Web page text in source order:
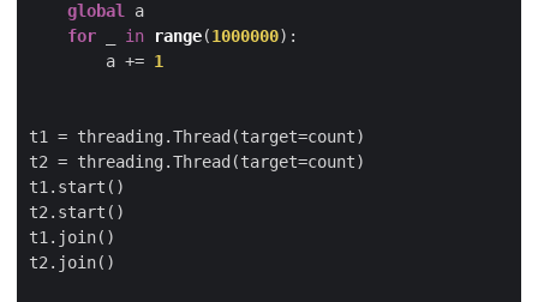
global
for
in range(1000000
        a +=
1